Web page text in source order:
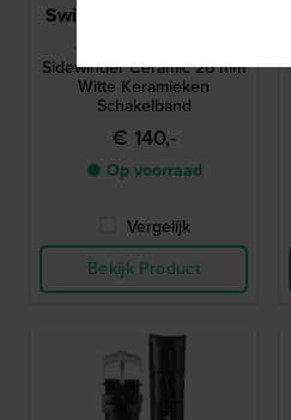
Swiss Military Hanowa
ASMWGI0002284
Sidewinder Ceramic 26 mm
Witte Keramieken
Schakelband
€ 140,-
● Op voorraad
Vergelijk
Bekijk Product